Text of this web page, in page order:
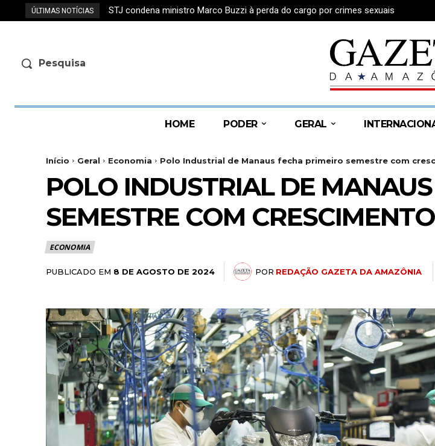
ÚLTIMAS NOTÍCIAS STJ condena ministro Marco Buzzi à perda do cargo por crimes sexuais
PF prende suspeito de exploração sexual no Amazonas
Pesquisa
HOME PODER GERAL
Início Geral Economia Polo Industrial de Manaus fecha primeiro semestre com
POLO INDUSTRIAL DE
SEMESTRE COM
ECONOMIA
PUBLICADO EM 8 DE AGOSTO DE 2024 POR REDAÇÃO GAZETA DA AMAZÔNIA